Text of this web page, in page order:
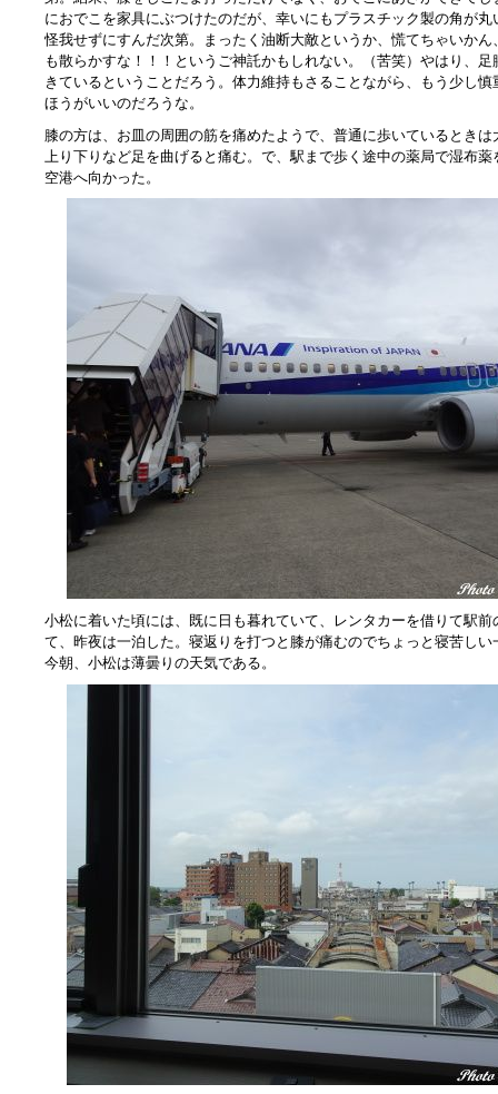
におでこを家具にぶつけたのだが、幸いにもプラスチック製の角が
怪我せずにすんだ次第。まったく油断大敵というか、慌てちゃいか
も散らかすな！！！というご神託かもしれない。（苦笑）やはり、
きているということだろう。体力維持もさることながら、もう少し
ほうがいいのだろうな。
膝の方は、お皿の周囲の筋を痛めたようで、普通に歩いているとき
上り下りなど足を曲げると痛む。で、駅まで歩く途中の薬局で湿布
空港へ向かった。
小松に着いた頃には、既に日も暮れていて、レンタカーを借りて駅
て、昨夜は一泊した。寝返りを打つと膝が痛むのでちょっと寝苦し
今朝、小松は薄曇りの天気である。